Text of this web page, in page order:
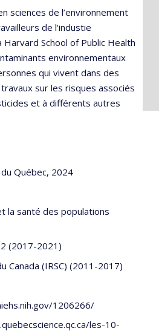
sciences de l’environnement
de l'industie
School of Public Health
environnementaux
qui vivent dans des
sur les risques associés
et à différents autres
Québec, 2024
la santé des populations
2 (2017-2021)
Canada (IRSC) (2011-2017)
1206266/
les-10-